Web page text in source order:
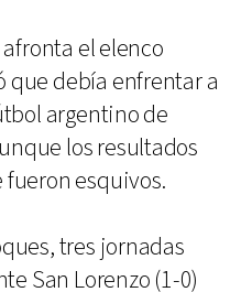
el elenco
que debía enfrentar a
argentino de
los resultados
esquivos.
tres jornadas
San Lorenzo (1-0)